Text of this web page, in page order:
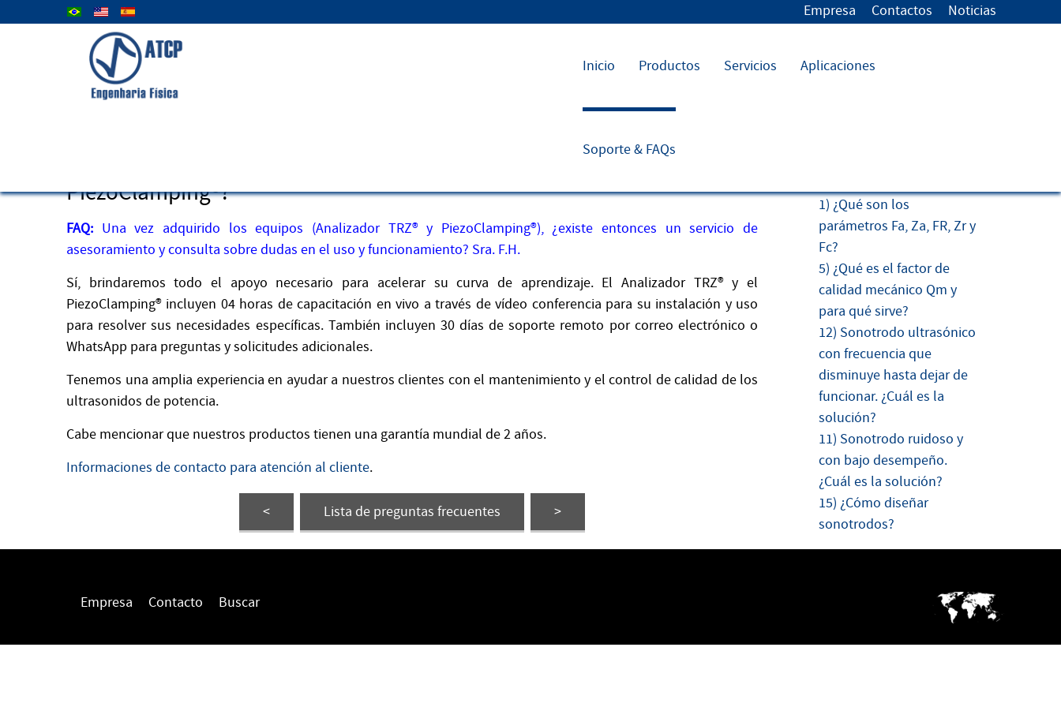
Seleccione su idioma Empresa Contactos Noticias
Inicio Productos Servicios Aplicaciones
Soporte & FAQs
36) ¿Cómo es el soporte técnico posventa del Analizador TRZ® y
PiezoClamping®?
FAQ: Una vez adquirido los equipos (Analizador TRZ® y PiezoClamping®), ¿existe entonces un servicio de
asesoramiento y consulta sobre dudas en el uso y funcionamiento? Sra. F.H.
Sí, brindaremos todo el apoyo necesario para acelerar su curva de aprendizaje. El Analizador TRZ® y el
PiezoClamping® incluyen 04 horas de capacitación en vivo a través de vídeo conferencia para su instalación y uso
para resolver sus necesidades específicas. También incluyen 30 días de soporte remoto por correo electrónico o
WhatsApp para preguntas y solicitudes adicionales.
Tenemos una amplia experiencia en ayudar a nuestros clientes con el mantenimiento y el control de calidad de los
ultrasonidos de potencia.
Cabe mencionar que nuestros productos tienen una garantía mundial de 2 años.
Informaciones de contacto para atención al cliente.
< Lista de preguntas frecuentes >
1) ¿Qué son los
parámetros Fa, Za, FR, Zr y
Fc?
5) ¿Qué es el factor de
calidad mecánico Qm y
para qué sirve?
12) Sonotrodo ultrasónico
con frecuencia que
disminuye hasta dejar de
funcionar. ¿Cuál es la
solución?
11) Sonotrodo ruidoso y
con bajo desempeño.
¿Cuál es la solución?
15) ¿Cómo diseñar
sonotrodos?
Empresa Contacto Buscar